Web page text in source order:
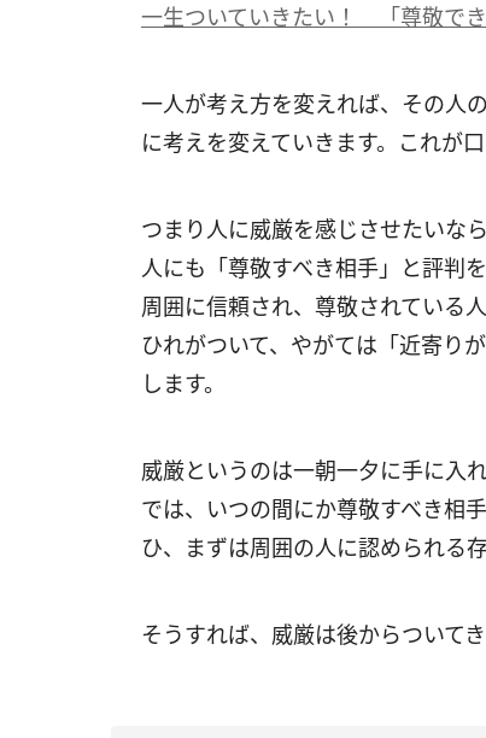
一生ついていきたい！ 「尊敬で
一人が考え方を変えれば、その人
に考えを変えていきます。これが口
つまり人に威厳を感じさせたいな
人にも「尊敬すべき相手」と評判
周囲に信頼され、尊敬されている
ひれがついて、やがては「近寄り
します。
威厳というのは一朝一夕に手に入
では、いつの間にか尊敬すべき相
ひ、まずは周囲の人に認められる
そうすれば、威厳は後からついてき